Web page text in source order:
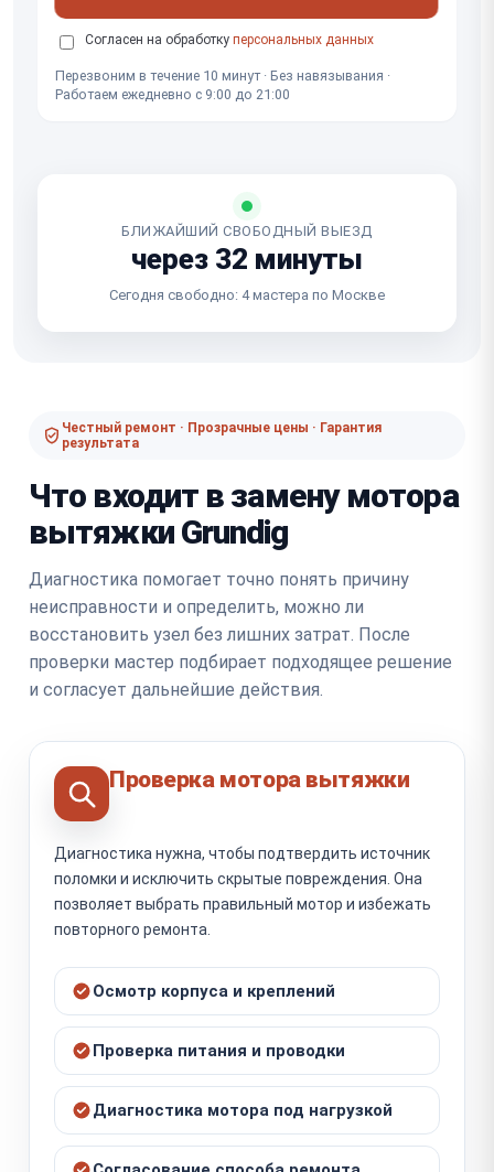
Согласен на обработку персональных данных
Перезвоним в течение 10 минут · Без навязывания ·
Работаем ежедневно с 9:00 до 21:00
БЛИЖАЙШИЙ СВОБОДНЫЙ ВЫЕЗД
через 32 минуты
Сегодня свободно: 4 мастера по Москве
Честный ремонт · Прозрачные цены · Гарантия
результата
Что входит в замену мотора
вытяжки Grundig
Диагностика помогает точно понять причину
неисправности и определить, можно ли
восстановить узел без лишних затрат. После
проверки мастер подбирает подходящее решение
и согласует дальнейшие действия.
Проверка мотора вытяжки
Диагностика нужна, чтобы подтвердить источник
поломки и исключить скрытые повреждения. Она
позволяет выбрать правильный мотор и избежать
повторного ремонта.
Осмотр корпуса и креплений
Проверка питания и проводки
Диагностика мотора под нагрузкой